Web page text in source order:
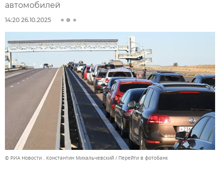
автомобилей
14:20 26.10.2025
© РИА Новости . Константин Михальчевский Перейти в фотобанк